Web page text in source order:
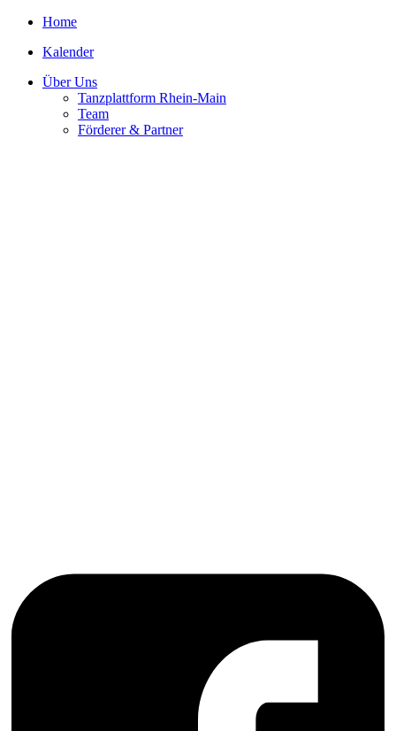
Home
Kalender
Über Uns
Tanzplattform Rhein-Main
Team
Förderer & Partner